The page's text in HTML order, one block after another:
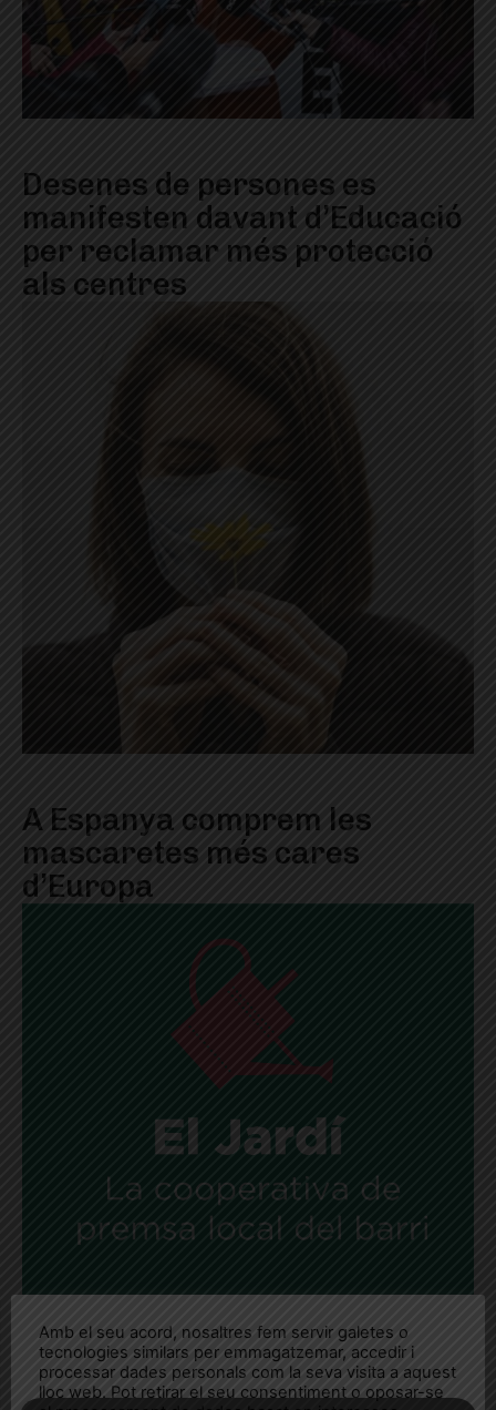
Desenes de persones es
manifesten davant d’Educació
per reclamar més protecció
als centres
A Espanya comprem les
mascaretes més cares
d’Europa
Amb el seu acord, nosaltres fem servir galetes o
tecnologies similars per emmagatzemar, accedir i
processar dades personals com la seva visita a aquest
lloc web. Pot retirar el seu consentiment o oposar-se